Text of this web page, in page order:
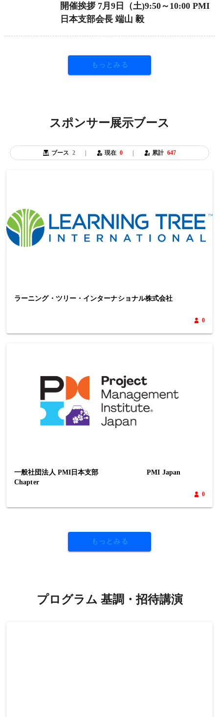
開催挨拶 7月9日（土)9:50～10:00 PMI
日本支部会長 端山 毅
もっとみる
スポンサー展示ブース
ブース 2 現在 0 累計 647
ラーニング・ツリー・インターナショナル株式会社
0
一般社団法人 PMI日本支部 PMI Japan
Chapter
0
もっとみる
プログラム 基調・招待講演